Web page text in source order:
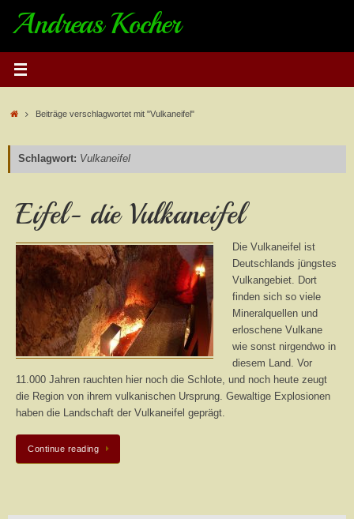
InhaltAndreas Kocher
StartBeiträge verschlagwortet mit "Vulkaneifel"
Schlagwort: Vulkaneifel
Eifel- die Vulkaneifel
Die Vulkaneifel ist
Deutschlands jüngstes
Vulkangebiet. Dort
finden sich so viele
Mineralquellen und
erloschene Vulkane
wie sonst nirgendwo in
diesem Land. Vor
11.000 Jahren rauchten hier noch die Schlote, und noch heute zeugt
die Region von ihrem vulkanischen Ursprung. Gewaltige Explosionen
haben die Landschaft der Vulkaneifel geprägt.
Continue reading